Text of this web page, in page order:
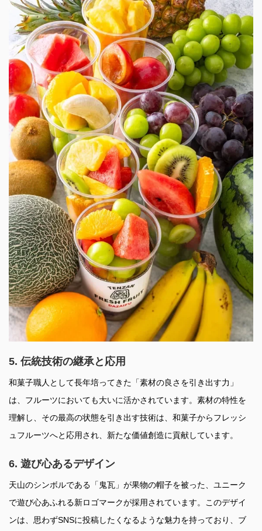
5. 伝統技術の継承と応用
和菓子職人として長年培ってきた「素材の良さを引き出す力」
は、フルーツにおいても大いに活かされています。素材の特性を
理解し、その最高の状態を引き出す技術は、和菓子からフレッシ
ュフルーツへと応用され、新たな価値創造に貢献しています。
6. 遊び心あるデザイン
天山のシンボルである「鬼瓦」が果物の帽子を被った、ユニーク
で遊び心あふれる新ロゴマークが採用されています。このデザイ
ンは、思わずSNSに投稿したくなるような魅力を持っており、ブ